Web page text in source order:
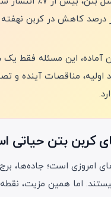
آماده، این مسئله فقط
اولیه، مناقصات آینده و
امروزی است؛ جاده‌ها،
نیستند. اما همین مزیت،